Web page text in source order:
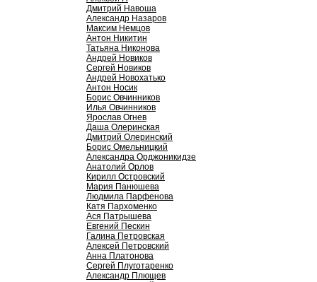
Дмитрий Навоша
Александр Назаров
Максим Немцов
Антон Никитин
Татьяна Никонова
Андрей Новиков
Сергей Новиков
Андрей Новохатько
Антон Носик
Борис Овчинников
Илья Овчинников
Ярослав Огнев
Даша Олеринская
Дмитрий Олеринский
Борис Омельницкий
Александра Орджоникидзе
Анатолий Орлов
Кирилл Островский
Мария Панюшева
Людмила Парфенова
Катя Пархоменко
Ася Патрышева
Евгений Пескин
Галина Петровская
Алексей Петровский
Анна Платонова
Сергей Плуготаренко
Александр Плющев